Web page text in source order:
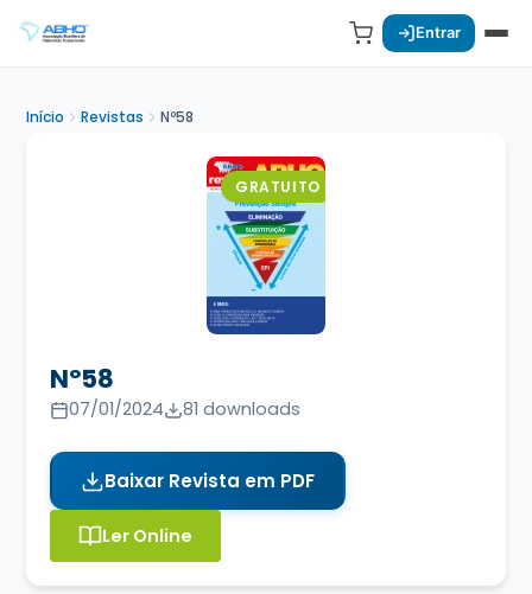
Entrar
Início Revistas Nº58
GRATUITO
Nº58
07/01/2024 81 downloads
Baixar Revista em PDF
Ler Online